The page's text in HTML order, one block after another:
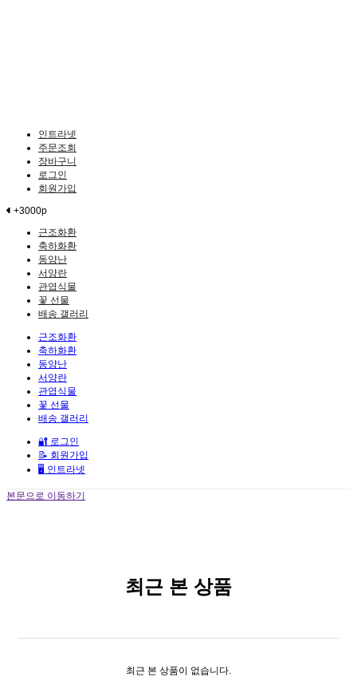
인트라넷
주문조회
장바구니
로그인
회원가입
+3000p
근조화환
축하화환
동양난
서양란
관엽식물
꽃 선물
배송 갤러리
근조화환
축하화환
동양난
서양란
관엽식물
꽃 선물
배송 갤러리
🔐 로그인
📝 회원가입
🖥️ 인트라넷
본문으로 이동하기
최근 본 상품
최근 본 상품이 없습니다.